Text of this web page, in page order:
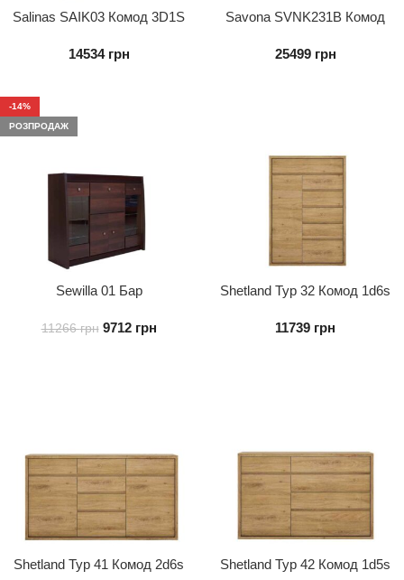
Salinas SAIK03 Комод 3D1S
14534 грн
Savona SVNK231B Комод
25499 грн
-14%
РОЗПРОДАЖ
Sewilla 01 Бар
11266грн 9712 грн
Shetland Typ 32 Комод 1d6s
11739 грн
Shetland Typ 41 Комод 2d6s Shetland Typ 42 Комод 1d5s